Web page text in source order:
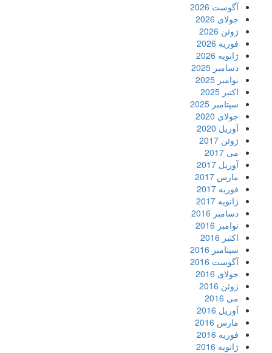
آگوست 2026
جولای 2026
ژوئن 2026
فوریه 2026
ژانویه 2026
دسامبر 2025
نوامبر 2025
اکتبر 2025
سپتامبر 2025
جولای 2020
آوریل 2020
ژوئن 2017
می 2017
آوریل 2017
مارس 2017
فوریه 2017
ژانویه 2017
دسامبر 2016
نوامبر 2016
اکتبر 2016
سپتامبر 2016
آگوست 2016
جولای 2016
ژوئن 2016
می 2016
آوریل 2016
مارس 2016
فوریه 2016
ژانویه 2016